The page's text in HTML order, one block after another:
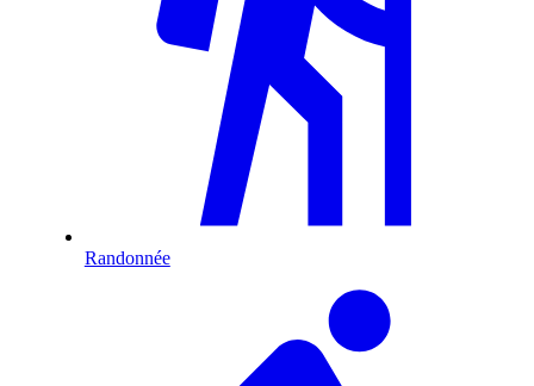
Randonnée